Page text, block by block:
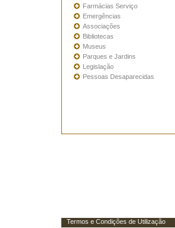
Farmácias Serviço
Emergências
Associações
Bibliotecas
Museus
Parques e Jardins
Legislação
Pessoas Desaparecidas
Termos e Condições de Utilização